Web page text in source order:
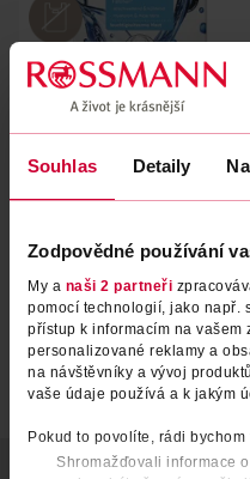
Souhlas Detaily
Zodpovědné používání
My a naši 2 partneři
pomocí technologií, jako např.
přístup k informacím na
personalizované reklamy a
na návštěvníky a vývoj
vaše údaje používá a k jakým
Pokud to povolíte, rádi bychom
Shromažďovali informace
Polštářky pod oči Hydro
Booster
89.90 Kč
DO KOŠÍKU
Obj. č.: 677387
POPIS POUŽITÍ